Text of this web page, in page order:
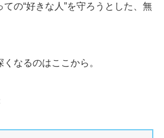
の“好きな人”を守ろうとした、無
なるのはここから。